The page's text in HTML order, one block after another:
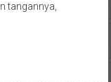
tangannya,